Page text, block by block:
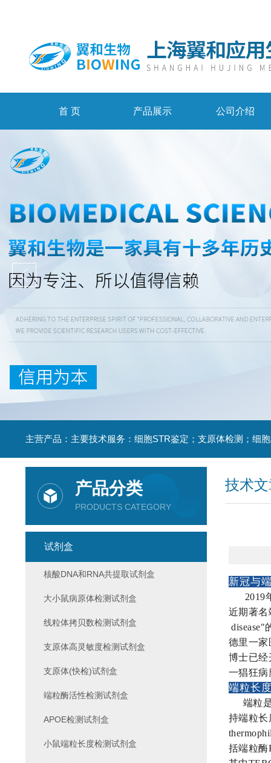
首 页 产品展示 公司介绍
技术
新冠与
2019
近期著名
disease"
德里一家
博士已
一猖狂
端粒长
端粒
持端粒长
括端粒
产品分类
PRODUCTS CATEGORY
试剂盒
核酸DNA和RNA共提取试剂盒
大小鼠病原体检测试剂盒
线粒体拷贝数检测试剂盒
支原体高灵敏度检测试剂盒
支原体(快检)试剂盒
端粒酶活性检测试剂盒
APOE检测试剂盒
小鼠端粒长度检测试剂盒